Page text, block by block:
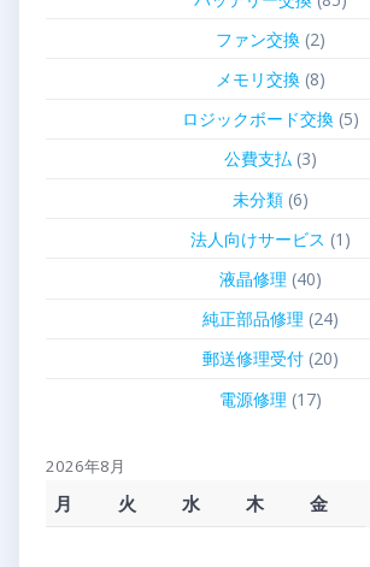
ファン交換(2)
メモリ交換(8)
ロジックボード交換(5)
公費支払(3)
未分類(6)
法人向けサービス (1)
液晶修理 (40)
純正部品修理 (24)
郵送修理受付(20)
電源修理 (17)
2026年8月
月 火 水 木 金